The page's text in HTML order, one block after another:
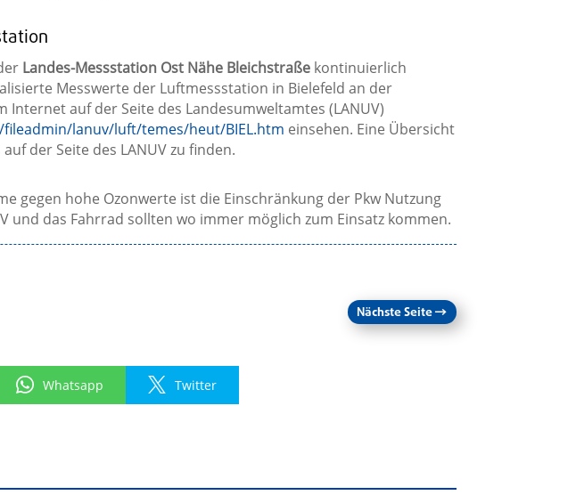
Landes-Messstation Ost Nähe Bleichstraßekontinuierlich
Messwerte der Luftmessstation in Bielefeld an der
Internet auf der Seite des Landesumweltamtes (LANUV)
lanuv/luft/temes/heut/BIEL.htm einsehen. Eine Übersicht
der Seite des LANUV zu finden.
gegen hohe Ozonwerte ist die Einschränkung der Pkw Nutzung
und das Fahrrad sollten wo immer möglich zum Einsatz kommen.
Nächste Seite→
Whatsapp Twitter